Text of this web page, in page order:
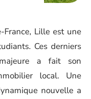
Lille est une
Ces derniers
a fait son
local. Une
nouvelle a